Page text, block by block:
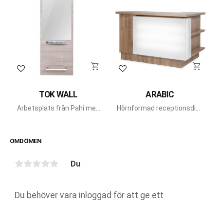
OMDÖMEN
Du
Lägg till i favoriter
TOK WALL
Arbetsplats från Pahi med
Lägg till i favoriter
ARABIC
Hörnformad receptionsdisk